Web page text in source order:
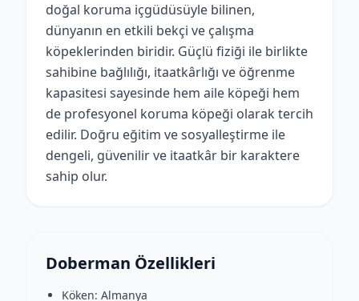
doğal koruma içgüdüsüyle bilinen,
dünyanın en etkili bekçi ve çalışma
köpeklerinden biridir. Güçlü fiziği ile birlikte
sahibine bağlılığı, itaatkârlığı ve öğrenme
kapasitesi sayesinde hem aile köpeği hem
de profesyonel koruma köpeği olarak tercih
edilir. Doğru eğitim ve sosyalleştirme ile
dengeli, güvenilir ve itaatkâr bir karaktere
sahip olur.
Doberman Özellikleri
Köken: Almanya